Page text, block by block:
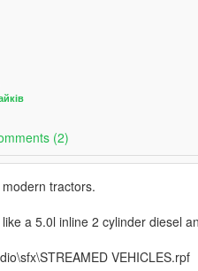
(2)
tractors.
a 5.0l inline 2 cylinder diesel
VEHICLES.rpf